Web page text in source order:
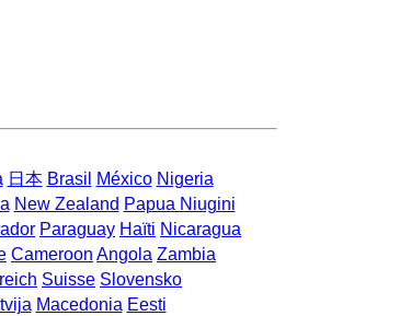
日本 Brasil México Nigeria
New Zealand Papua Niugini
Paraguay Haïti Nicaragua
Cameroon Angola Zambia
Suisse Slovensko
Macedonia Eesti